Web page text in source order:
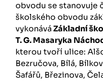
obvodu se stanovuje
školského obvodu
vykonáváZákladní
T. G. Masaryka
kterou tvoří ulice:
Bezručova, Bílá,
Šafářů, Březinova,